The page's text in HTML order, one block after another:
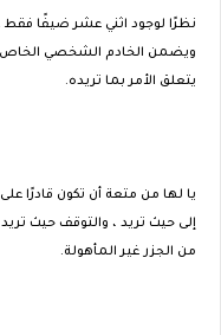
نظرًا لوجود اثني عشر ضيفًا فقط ،
يتعلق الأمر بما تريده.
يا لها من متعة أن تكون قادرًا
إلى حيث تريد ، والتوقف حيث
من الجزر غير المأهولة.